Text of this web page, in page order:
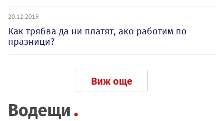
20.12.2019
Как трябва да ни платят, ако работим по
празници?
Виж още
Водещи